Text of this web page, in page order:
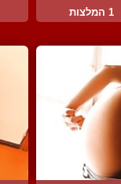
1 המלצות